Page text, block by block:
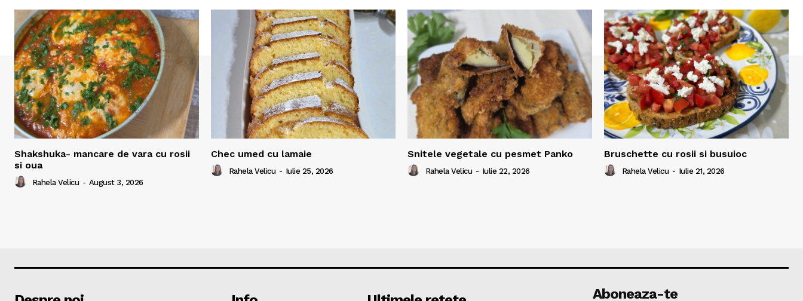
Shakshuka- mancare de vara cu rosii
si oua
Rahela Velicu - August 3, 2026
Chec umed cu lamaie
Rahela Velicu - Iulie 25, 2026
Snitele vegetale cu pesmet Panko
Rahela Velicu - Iulie 22, 2026
Bruschette cu rosii si busuioc
Rahela Velicu - Iulie 21, 2026
Aboneaza-te